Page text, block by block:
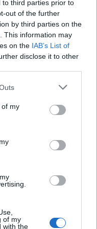
to third parties prior to
out of the further
by third parties on the
This information may
on the IAB’s List of
disclose it to other
of my
of my
with the
50 per cento della